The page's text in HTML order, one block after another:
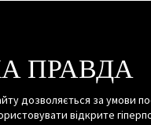
ПРАВДА
дозволяється за умови
відкрите